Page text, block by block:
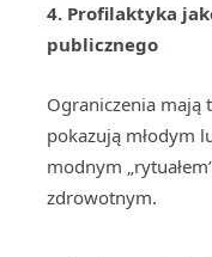
4. Profilaktyka
publicznego
Ograniczenia mają
pokazują młodym
modnym
zdrowotnym.